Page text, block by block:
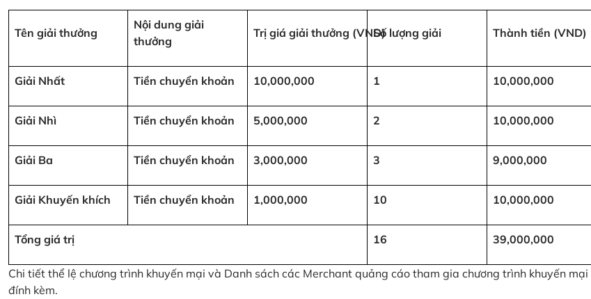
Tên giải thưởng
Nội dung giải
thưởng
Trị giá giải thưởng (VND)Số lượng giải Thành tiền (VND)
Giải Nhất Tiền chuyển khoản 10,000,000 1 10,000,000
Giải Nhì Tiền chuyển khoản 5,000,000 2 10,000,000
Giải Ba Tiền chuyển khoản 3,000,000 3 9,000,000
Giải Khuyến khích Tiền chuyển khoản 1,000,000 10 10,000,000
Tổng giá trị 16 39,000,000
Chi tiết thể lệ chương trình khuyến mại và Danh sách các Merchant quảng cáo tham gia chương trình khuyến mại
đính kèm.